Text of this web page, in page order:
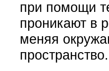
при помощи
проникают в
меняя
пространство.